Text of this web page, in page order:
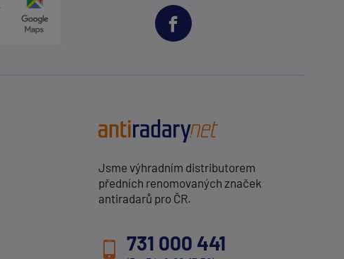
Jsme výhradním distributorem
předních renomovaných značek
antiradarů pro ČR.
731 000 441